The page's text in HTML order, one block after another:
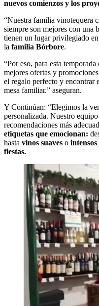
nuevos comienzos y los
“Nuestra familia vinotequera
siempre son mejores con una
tienen un lugar privilegiado en
la familia Bórbore.
“Por eso, para esta
mejores ofertas y
el regalo perfecto y encontrar
mesa familiar.” aseguran.
Y Continúan: “Elegimos la
personalizada. Nuestro
recomendaciones más
etiquetas que emocionan:
hasta vinos suaves o intensos
fiestas.